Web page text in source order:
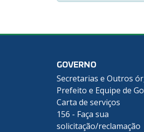
GOVERNO
Secretarias e Outros
Prefeito e Equipe de
Carta de serviços
156 - Faça sua
solicitação/reclamação